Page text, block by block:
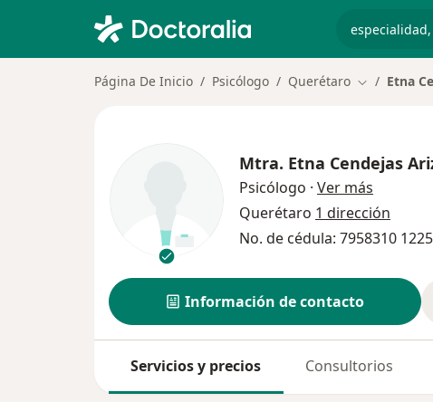
Página De Inicio Psicólogo Querétaro Cambiar de
Etna
Mtra. Etna Cendejas
Psicólogo · Ver más
Querétaro 1 dirección
No. de cédula: 7958310
Información de contacto
Servicios y precios Consultorios